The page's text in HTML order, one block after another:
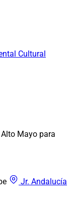
Cultural
Mayo para
Jr. Andalucía